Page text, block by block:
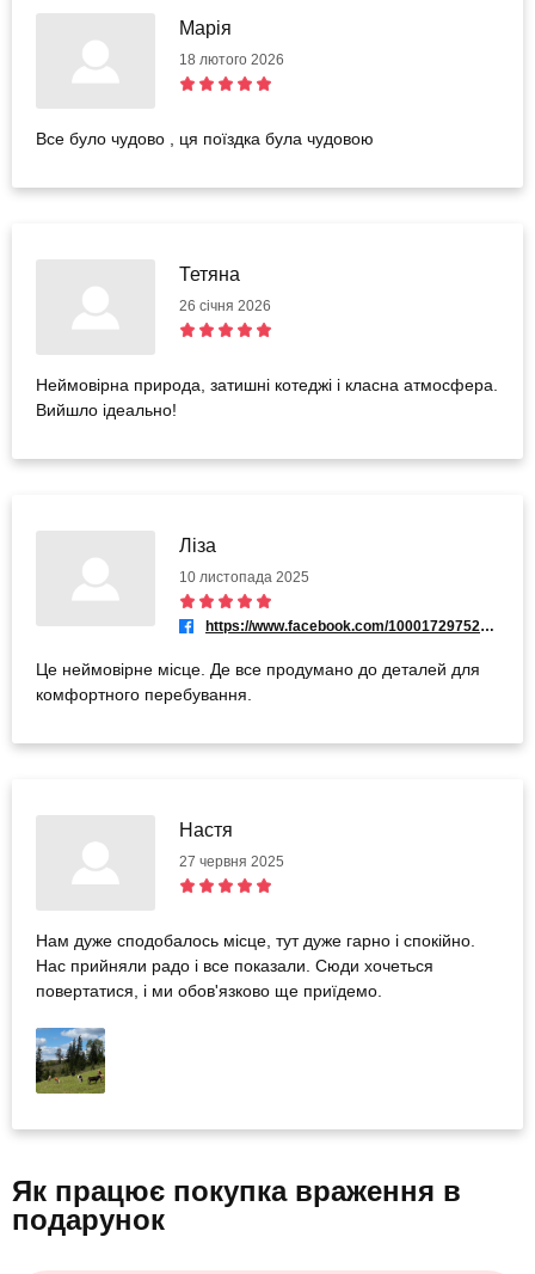
Марія
18 лютого 2026
Все було чудово , ця поїздка була чудовою
Тетяна
26 січня 2026
Неймовірна природа, затишні котеджі і класна атмосфера.
Вийшло ідеально!
Ліза
10 листопада 2025
https://www.facebook.com/100017297525071
Це неймовірне місце. Де все продумано до деталей для
комфортного перебування.
Настя
27 червня 2025
Нам дуже сподобалось місце, тут дуже гарно і спокійно.
Нас прийняли радо і все показали. Сюди хочеться
повертатися, і ми обов'язково ще приїдемо.
Як працює покупка враження в
подарунок